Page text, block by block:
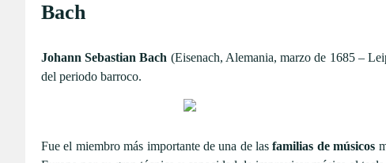
Bach
Johann Sebastian Bach (Eisenach, Alemania, marzo de 1685 –
del periodo barroco.
Fue el miembro más importante de una de lasfamilias de músicos